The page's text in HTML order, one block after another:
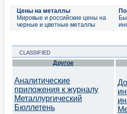
Цены на металлы
Мировые и российские цены на
черные и цветные металлы
CLASSIFIED
Другое
Аналитические
приложения к журналу
Металлургический
Бюллетень